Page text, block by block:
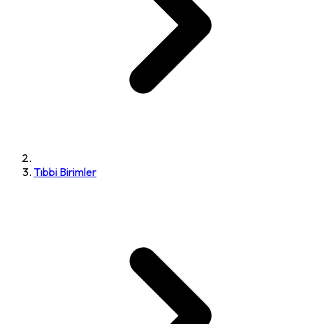
Tıbbi Birimler